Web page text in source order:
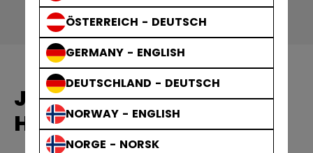
ÖSTERREICH - DEUTSCH
GERMANY - ENGLISH
DEUTSCHLAND - DEUTSCH
NORWAY - ENGLISH
NORGE - NORSK
JETSPEED FT880
HANSKAT SENIOR